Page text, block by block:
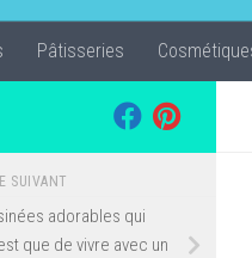
Pâtisseries
SUIVANT
adorables qui
que de vivre avec un